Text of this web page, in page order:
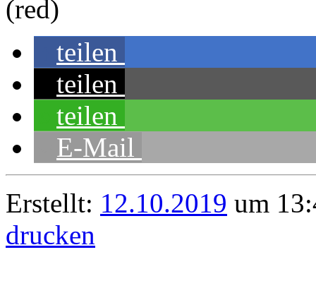
(red)
teilen
teilen
teilen
E-Mail
Erstellt: 12.10.2019 um
drucken